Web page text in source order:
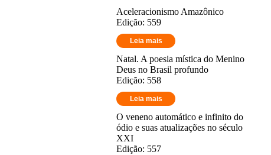
Aceleracionismo Amazônico
Edição: 559
Leia mais
Natal. A poesia mística do Menino
Deus no Brasil profundo
Edição: 558
Leia mais
O veneno automático e infinito do
ódio e suas atualizações no século
XXI
Edição: 557